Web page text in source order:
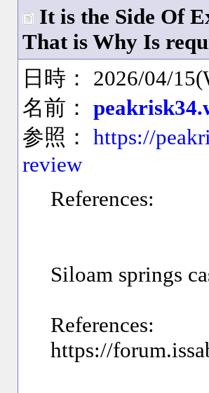
It is the Side Of
That is Why Is
日時： 2026/04/
名前：
参照：https://
review
References:
Siloam springs
References:
https://